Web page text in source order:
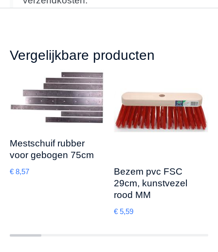
Vergelijkbare producten
Mestschuif rubber
voor gebogen 75cm
€ 8,57
Bezem pvc FSC
29cm, kunstvezel
rood MM
€ 5,59